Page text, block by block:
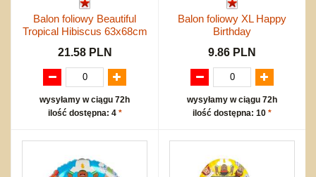
Balon foliowy Beautiful
Tropical Hibiscus 63x68cm
21.58 PLN
wysyłamy w ciągu 72h
ilość dostępna: 4 *
Balon foliowy XL Happy
Birthday
9.86 PLN
wysyłamy w ciągu 72h
ilość dostępna: 10 *